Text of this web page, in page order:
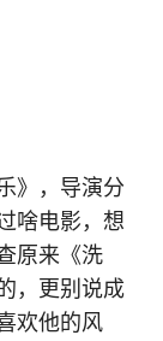
》，导演分
啥电影，想
原来《洗
，更别说成
欢他的风